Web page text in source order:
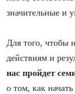
значительные и
Для того, чтобы
действиям и
нас пройдет
о том, как